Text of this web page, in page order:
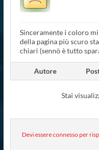
Sinceramente i coloro
della pagina più scuro
chiari (sennò è tutto
Autore
Stai
Devi essere connesso per